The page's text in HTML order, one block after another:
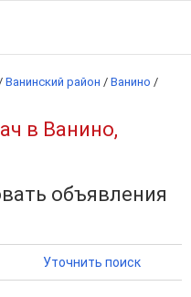
Ванинский район / Ванино /
в Ванино,
объявления
Уточнить поиск